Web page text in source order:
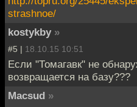
strashnoe/
kostykby »
#5 | 18.10.15 10:51
Если "Томагавк" не
возвращается на базу???
Macsud »